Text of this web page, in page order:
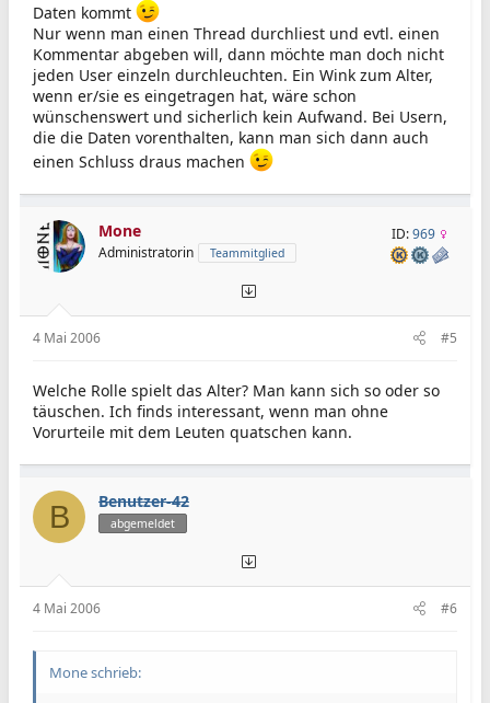
Daten kommt
Nur wenn man einen Thread durchliest und evtl. einen
Kommentar abgeben will, dann möchte man doch nicht
jeden User einzeln durchleuchten. Ein Wink zum Alter,
wenn er/sie es eingetragen hat, wäre schon
wünschenswert und sicherlich kein Aufwand. Bei Usern,
die die Daten vorenthalten, kann man sich dann auch
einen Schluss draus machen
Mone
Administratorin Teammitglied
ID:969
4 Mai 2006 #5
Welche Rolle spielt das Alter? Man kann sich so oder so
täuschen. Ich finds interessant, wenn man ohne
Vorurteile mit dem Leuten quatschen kann.
B Benutzer-42
abgemeldet
4 Mai 2006 #6
Mone schrieb: